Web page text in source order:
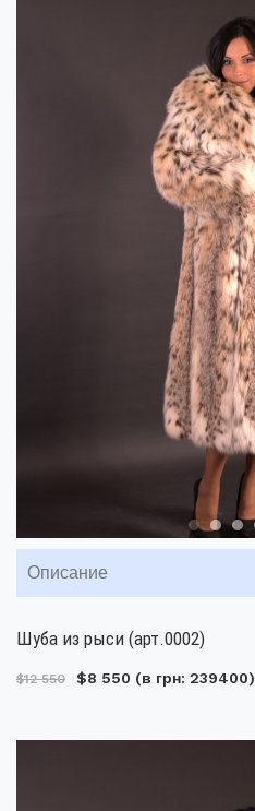
Описание
Шуба из рыси (арт.0002)
$12 550 $8 550 (в грн: 239400)